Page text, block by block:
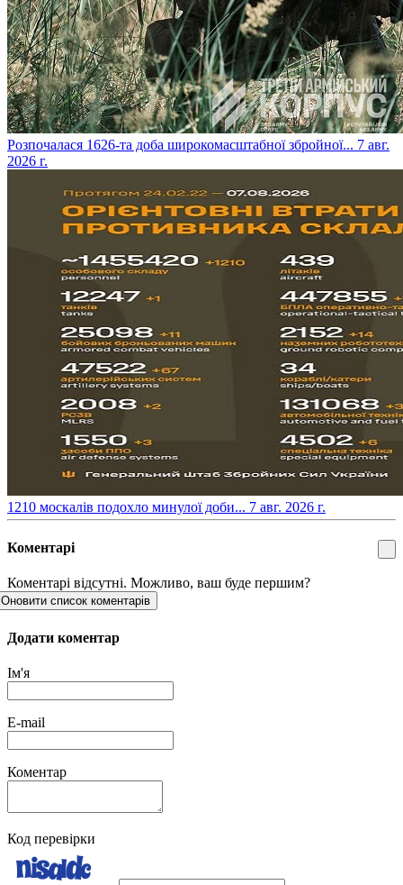
​Розпочалася 1626-та доба широкомасштабної збройної... 7 авг.
2026 г.
​1210 москалів подохло минулої доби... 7 авг. 2026 г.
Коментарі
Коментарі відсутні. Можливо, ваш буде першим?
Оновити список коментарів
Додати коментар
Ім'я
E-mail
Коментар
Код перевірки